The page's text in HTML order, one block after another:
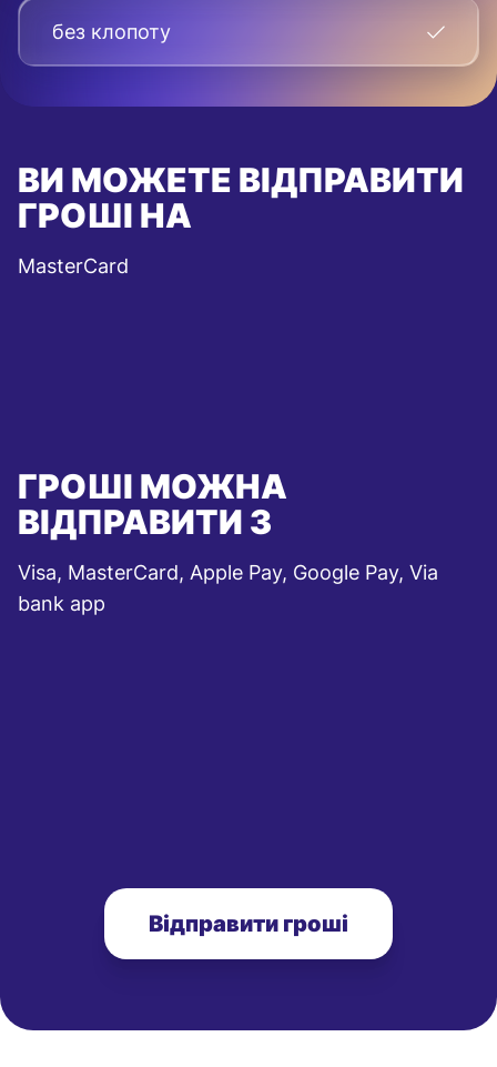
без клопоту
ВИ МОЖЕТЕ ВІДПРАВИТИ
ГРОШІ НА
MasterCard
ГРОШІ МОЖНА
ВІДПРАВИТИ З
Visa, MasterCard, Apple Pay, Google Pay, Via
bank app
Відправити гроші